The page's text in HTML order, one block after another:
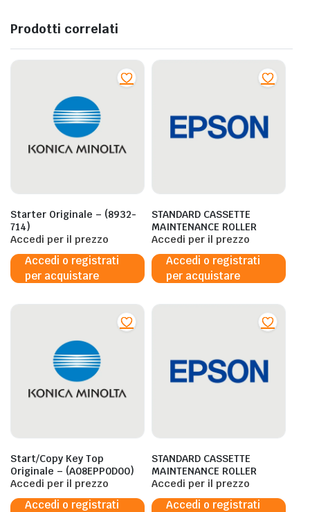
Prodotti correlati
Starter Originale – (8932-
714)
Accedi per il prezzo
Accedi o registrati
per acquistare
STANDARD CASSETTE
MAINTENANCE ROLLER
Accedi per il prezzo
Accedi o registrati
per acquistare
Start/Copy Key Top
Originale – (A08EPP0D00)
Accedi per il prezzo
Accedi o registrati
STANDARD CASSETTE
MAINTENANCE ROLLER
Accedi per il prezzo
Accedi o registrati